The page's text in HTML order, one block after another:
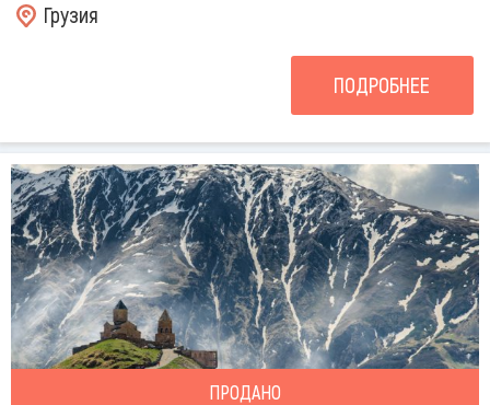
Грузия
ПОДРОБНЕЕ
ПРОДАНО